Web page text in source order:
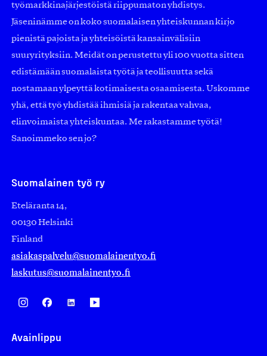
työmarkkinajärjestöistä riippumaton yhdistys.
Jäseninämme on koko suomalaisen yhteiskunnan kirjo
pienistä pajoista ja yhteisöistä kansainvälisiin
suuryrityksiin. Meidät on perustettu yli 100 vuotta sitten
edistämään suomalaista työtä ja teollisuutta sekä
nostamaan ylpeyttä kotimaisesta osaamisesta. Uskomme
yhä, että työ yhdistää ihmisiä ja rakentaa vahvaa,
elinvoimaista yhteiskuntaa. Me rakastamme työtä!
Sanoimmeko sen jo?
Suomalainen työ ry
Eteläranta 14,
00130 Helsinki
Finland
asiakaspalvelu@suomalainentyo.fi
laskutus@suomalainentyo.fi
Avainlippu